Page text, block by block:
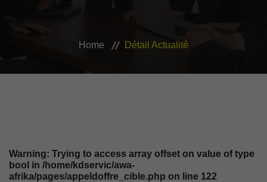
Home Détail Actualité
Warning: Trying to access array offset on value of type
bool in /home/kdservic/awa-
afrika/pages/appeldoffre_cible.php on line 122